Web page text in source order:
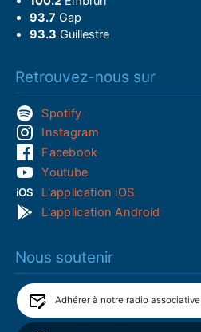
93.7 Gap
93.3 Guillestre
Retrouvez-nous sur
Spotify
Instagram
Facebook
Youtube
L'application iOS
L'application Android
Nous soutenir
Adhérer à notre radio associative